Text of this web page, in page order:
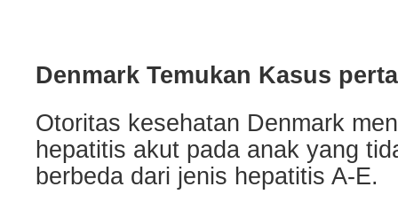
Denmark Temukan Kasus
Otoritas kesehatan Denmark
hepatitis akut pada anak yang
berbeda dari jenis hepatitis A-E.